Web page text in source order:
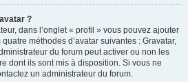
?
dans l’onglet « profil » vous pouvez ajouter
méthodes d’avatar suivantes : Gravatar,
du forum peut activer ou non les
dont ils sont mis à disposition. Si vous ne
un administrateur du forum.